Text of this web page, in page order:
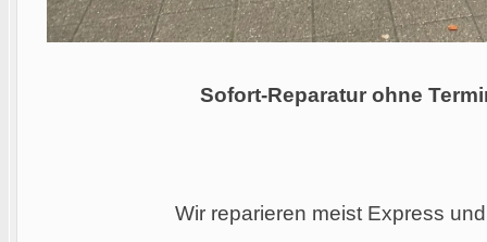
Sofort-Reparatur ohne
Wir reparieren meist Express